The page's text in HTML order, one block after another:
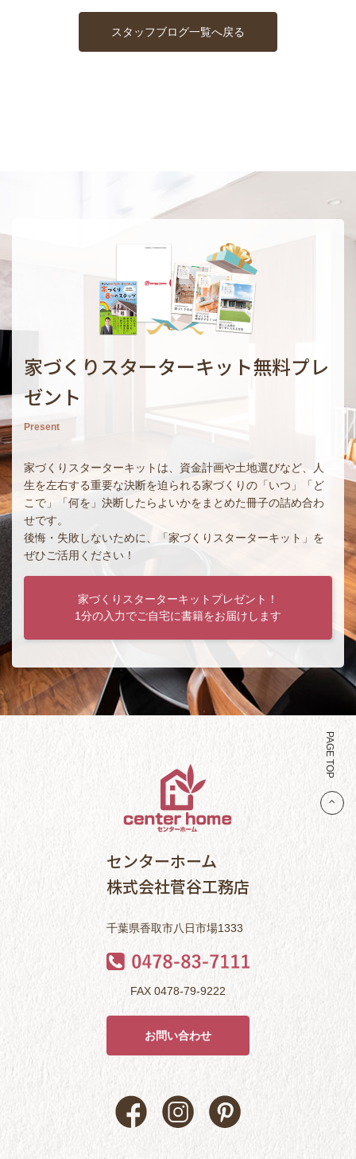
スタッフブログ一覧へ戻る
家づくりスターターキット無料プレ
ゼント
Present
家づくりスターターキットは、資金計画や土地選びなど、人
生を左右する重要な決断を迫られる家づくりの「いつ」「ど
こで」「何を」決断したらよいかをまとめた冊子の詰め合わ
せです。
後悔・失敗しないために、「家づくりスターターキット」を
ぜひご活用ください！
家づくりスターターキットプレゼント！
1分の入力でご自宅に書籍をお届けします
PAGE TOP
センターホーム
株式会社菅谷工務店
千葉県香取市八日市場1333
FAX 0478-79-9222
お問い合わせ